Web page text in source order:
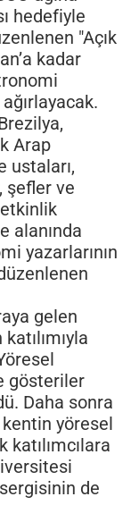
hedefiyle
"Açık
kadar
Arap
ustaları,
şefler ve
etkinlik
alanında
yazarlarının
gelen
gösteriler
Daha sonra
yöresel
de